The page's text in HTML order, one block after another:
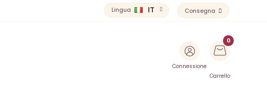
Lingua IT Consegna
Connessione
Carrello